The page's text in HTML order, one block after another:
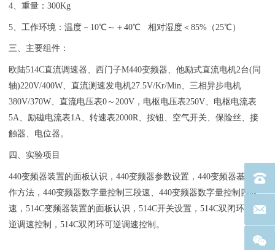
4、重量：300Kg
5、工作环境：温度－10℃～＋40℃ 相对湿度＜85%（25℃）
三、主要组件：
欧陆514C直流调速器、西门子M440变频器、他励式直流电机2台(同
轴)220V/400W、直流测速发电机27.5V/Kr/Min、三相异步电机
380V/370W、直流电压表0～200V，电枢电压表250V、电枢电流表
5A、励磁电流表1A、转速表2000R、按钮、空气开关、保险丝、接
触器、电位器。
四、实验项目
440变频器装置的面板认识，440变频器参数设置，440变频器基本操
作方法，440变频器数字量控制三段速、440变频器数字量控制四段
速，514C变频器装置的面板认识，514C开关设置，514C双闭环不可
逆调速控制，514C双闭环可逆调速控制。
电话
联系